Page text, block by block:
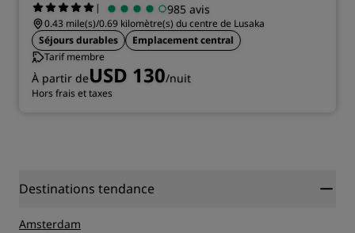
| 985 avis
0.43 mile(s)/0.69 kilomètre(s) du centre de Lusaka
Séjours durables
Emplacement central
Tarif membre
À partir deUSD 130/nuit
Hors frais et taxes
Destinations tendance
Amsterdam